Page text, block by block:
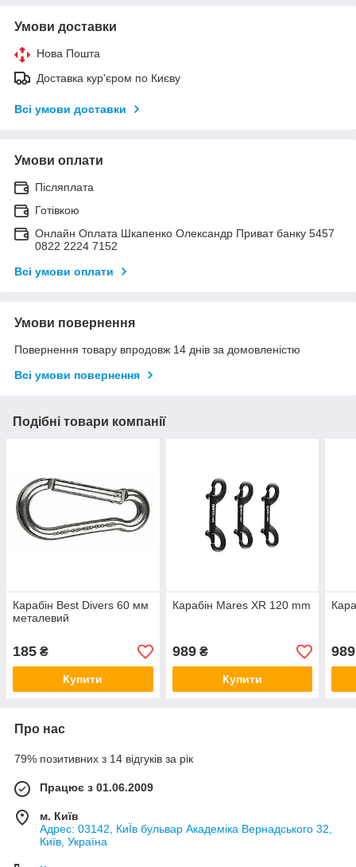
Умови доставки
Нова Пошта
Доставка кур'єром по Києву
Всі умови доставки
Умови оплати
Післяплата
Готівкою
Онлайн Оплата Шкапенко Олександр Приват банку 5457
0822 2224 7152
Всі умови оплати
Умови повернення
Повернення товару впродовж 14 днів за домовленістю
Всі умови повернення
Подібні товари компанії
Карабін Best Divers 60 мм
металевий
185 ₴
Купити
Карабін Mares XR 120 mm
989₴
Купити
989
Про нас
79% позитивних з 14 відгуків за рік
Працює з 01.06.2009
м. Київ
Адрес: 03142, КиЇв бульвар Академіка Вернадського 32,
Київ, Україна